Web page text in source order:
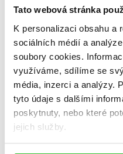
Tato webová stránka
K personalizaci obsahu a
sociálních médií a
soubory cookies.
využíváme, sdílíme se
média, inzerci a analýzy.
tyto údaje s dalšími
poskytnuty, nebo které
jejich služby.
231 Kč289 Kč
Do košíku